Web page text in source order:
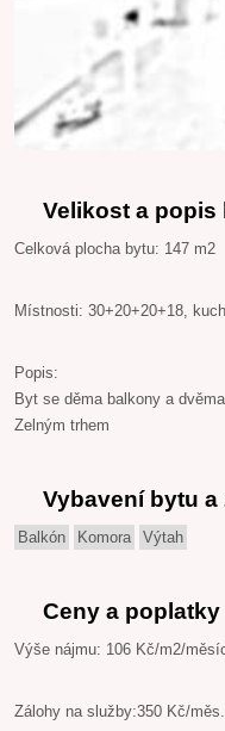
Velikost a popis
Celková plocha bytu: 147 m2
Místnosti: 30+20+20+18,
Popis:
Byt se děma balkony a
Zelným trhem
Vybavení bytu
Balkón Komora Výtah
Ceny a poplatky
Výše nájmu: 106 Kč/m2/
Zálohy na služby:350 Kč/